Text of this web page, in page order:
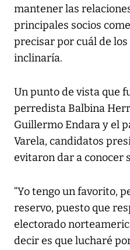
mantener las
principales socios
precisar por cuál de
inclinaría.
Un punto de vista que
perredista Balbina
Guillermo Endara y el
Varela, candidatos
evitaron dar a conocer
“Yo tengo un favorito,
reservo, puesto que
electorado
decir es que lucharé